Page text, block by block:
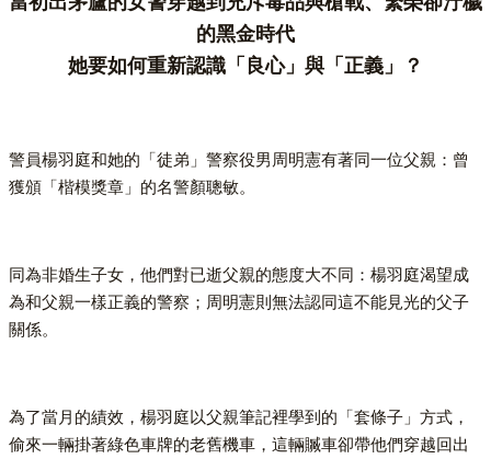
的黑金時代
她要如何重新認識「良心」與「正義」？
警員楊羽庭和她的「徒弟」警察役男周明憲有著同一位父親：曾
獲頒「楷模獎章」的名警顏聰敏。
同為非婚生子女，他們對已逝父親的態度大不同：楊羽庭渴望成
為和父親一樣正義的警察；周明憲則無法認同這不能見光的父子
關係。
為了當月的績效，楊羽庭以父親筆記裡學到的「套條子」方式，
偷來一輛掛著綠色車牌的老舊機車，這輛贓車卻帶他們穿越回出